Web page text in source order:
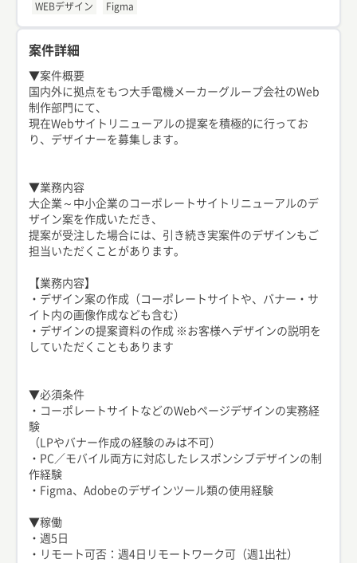
WEBデザイン Figma
案件詳細
▼案件概要
国内外に拠点をもつ大手電機メーカーグループ会社のWeb
制作部門にて、
現在Webサイトリニューアルの提案を積極的に行ってお
り、デザイナーを募集します。
▼業務内容
大企業～中小企業のコーポレートサイトリニューアルのデ
ザイン案を作成いただき、
提案が受注した場合には、引き続き実案件のデザインもご
担当いただくことがあります。
【業務内容】
・デザイン案の作成（コーポレートサイトや、バナー・サ
イト内の画像作成なども含む）
・デザインの提案資料の作成 ※お客様へデザインの説明を
していただくこともあります
▼必須条件
・コーポレートサイトなどのWebページデザインの実務経
験
（LPやバナー作成の経験のみは不可）
・PC／モバイル両方に対応したレスポンシブデザインの制
作経験
・Figma、Adobeのデザインツール類の使用経験
▼稼働
・週5日
・リモート可否：週4日リモートワーク可（週1出社）